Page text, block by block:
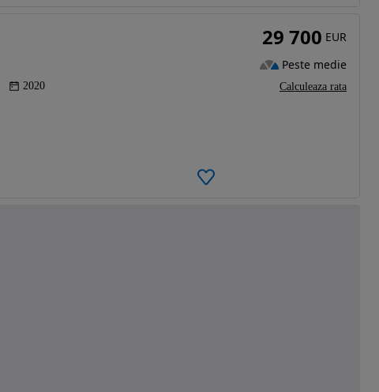
2020
29 700 EUR
Peste medie
Calculeaza rata